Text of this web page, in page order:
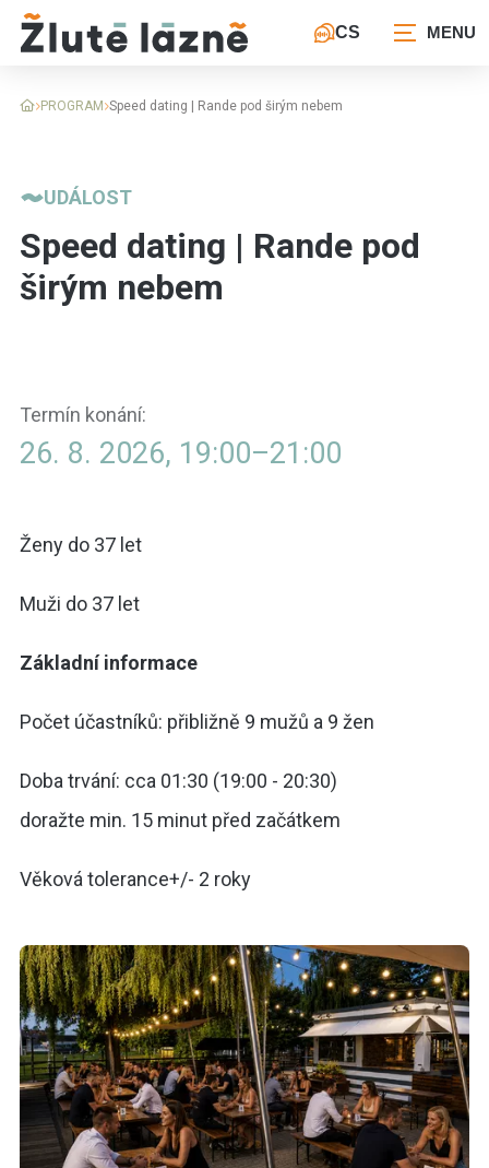
CS
PROGRAM Speed dating | Rande pod širým nebem
UDÁLOST
Speed dating | Rande pod
širým nebem
Termín konání:
26. 8. 2026, 19:00–21:00
Ženy do 37 let
Muži do 37 let
Základní informace
Počet účastníků: přibližně 9 mužů a 9 žen
Doba trvání: cca 01:30 (19:00 - 20:30)
doražte min. 15 minut před začátkem
Věková tolerance+/- 2 roky